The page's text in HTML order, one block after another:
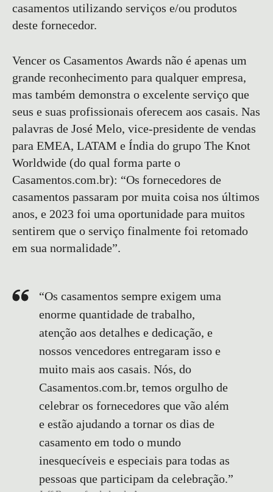
casamentos utilizando serviços e/ou produtos
deste fornecedor.
Vencer os Casamentos Awards não é apenas um
grande reconhecimento para qualquer empresa,
mas também demonstra o excelente serviço que
seus e suas profissionais oferecem aos casais. Nas
palavras de José Melo, vice-presidente de vendas
para EMEA, LATAM e Índia do grupo The Knot
Worldwide (do qual forma parte o
Casamentos.com.br): “Os fornecedores de
casamentos passaram por muita coisa nos últimos
anos, e 2023 foi uma oportunidade para muitos
sentirem que o serviço finalmente foi retomado
em sua normalidade”.
“Os casamentos sempre exigem uma
enorme quantidade de trabalho,
atenção aos detalhes e dedicação, e
nossos vencedores entregaram isso e
muito mais aos casais. Nós, do
Casamentos.com.br, temos orgulho de
celebrar os fornecedores que vão além
e estão ajudando a tornar os dias de
casamento em todo o mundo
inesquecíveis e especiais para todas as
pessoas que participam da celebração.”